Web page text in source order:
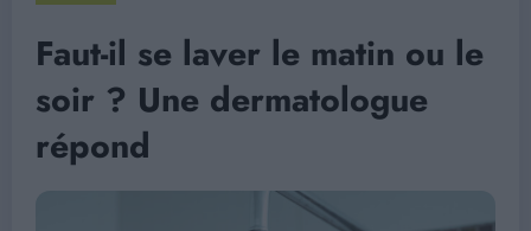
Faut-il se laver le matin ou le
soir ? Une dermatologue
répond